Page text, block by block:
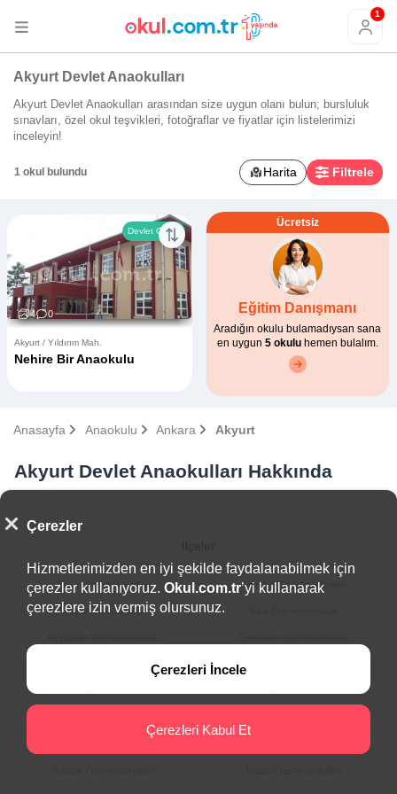
1
Akyurt Devlet Anaokulları
Akyurt Devlet Anaokulları arasından size uygun olanı bulun; bursluluk
sınavları, özel okul teşvikleri, fotoğraflar ve fiyatlar için listelerimizi
inceleyin!
1 okul bulundu Harita Filtrele
4 0
Devlet Okulu
Akyurt / Yıldırım Mah.
Nehire Bir Anaokulu
Ücretsiz
Eğitim Danışmanı
Aradığın okulu bulamadıysan sana
en uygun 5 okuluhemen bulalım.
Anasayfa Anaokulu Ankara Akyurt
Akyurt Devlet Anaokulları Hakkında
Akyurt Özel Anaokulları Altındağ Özel Anaokulları
Ayaş Özel Anaokulları
Çankaya Özel Anaokulları
Çerezler
Hizmetlerimizden en iyi şekilde faydalanabilmek için
çerezler kullanıyoruz. Okul.com.tr’yi kullanarak
çerezlere izin vermiş olursunuz.
Çerezleri İncele
Çerezleri Kabul Et